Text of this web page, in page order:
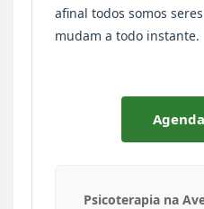
afinal todos somos
mudam a todo instante.
Psicoterapia na